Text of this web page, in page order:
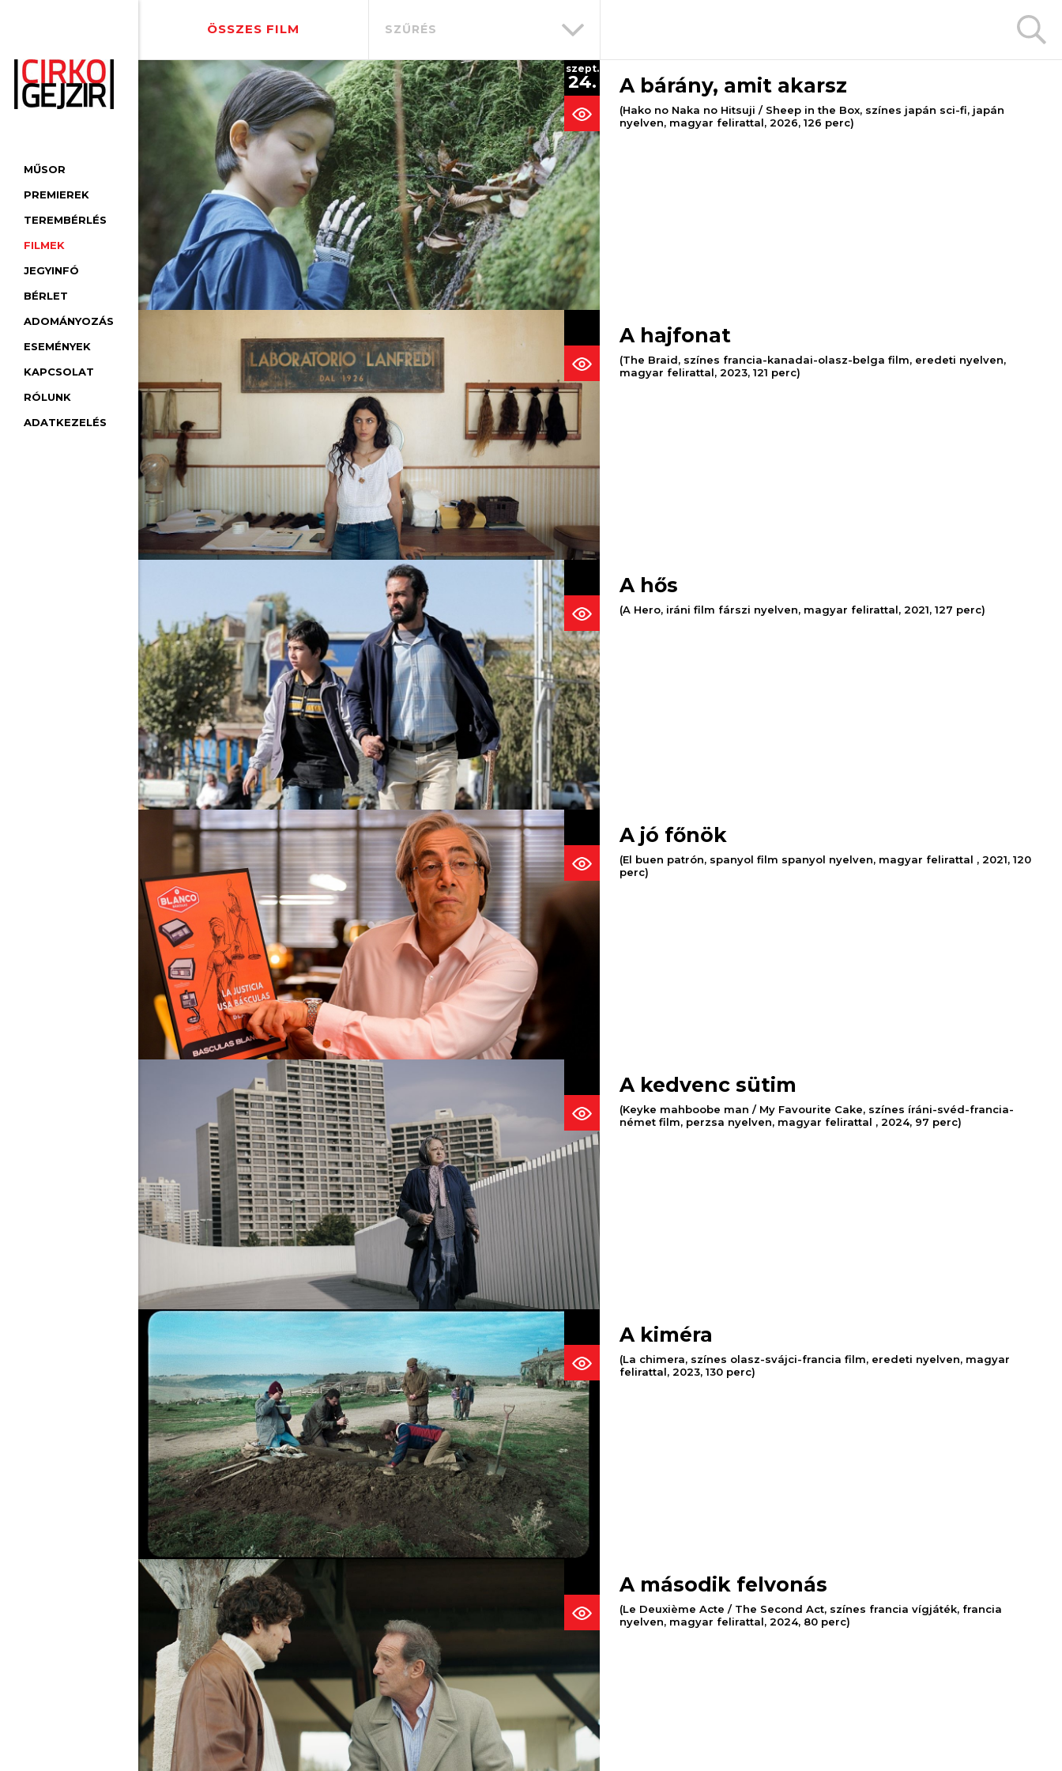
MŰSOR
PREMIEREK
TEREMBÉRLÉS
FILMEK
JEGYINFÓ
BÉRLET
ADOMÁNYOZÁS
ESEMÉNYEK
KAPCSOLAT
RÓLUNK
ADATKEZELÉS
ÖSSZES FILM SZŰRÉS
szept.
24. A bárány, amit akarsz
(Hako no Naka no Hitsuji / Sheep in the Box, színes japán sci-fi, japán
nyelven, magyar felirattal, 2026, 126 perc)
A hajfonat
(The Braid, színes francia-kanadai-olasz-belga film, eredeti nyelven,
magyar felirattal, 2023, 121 perc)
A hős
(A Hero, iráni film fárszi nyelven, magyar felirattal, 2021, 127 perc)
A jó főnök
(El buen patrón, spanyol film spanyol nyelven, magyar felirattal , 2021, 120
perc)
A kedvenc sütim
(Keyke mahboobe man / My Favourite Cake, színes íráni-svéd-francia-
német film, perzsa nyelven, magyar felirattal , 2024, 97 perc)
A kiméra
(La chimera, színes olasz-svájci-francia film, eredeti nyelven, magyar
felirattal, 2023, 130 perc)
A második felvonás
(Le Deuxième Acte / The Second Act, színes francia vígjáték, francia
nyelven, magyar felirattal, 2024, 80 perc)